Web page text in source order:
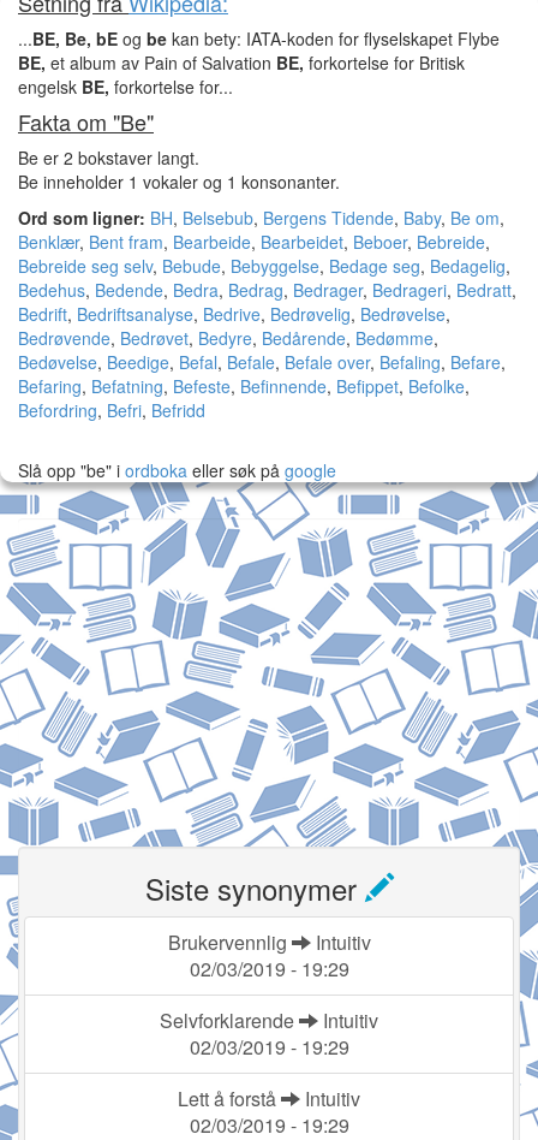
...BE, Be, bE og be kan bety: IATA-koden for flyselskapet Flybe
BE, et album av Pain of Salvation BE, forkortelse for Britisk
engelsk BE, forkortelse for...
Fakta om "Be"
Be er 2 bokstaver langt.
Be inneholder 1 vokaler og 1 konsonanter.
Ord som ligner: BH, Belsebub, Bergens Tidende, Baby, Be om,
Benklær, Bent fram, Bearbeide, Bearbeidet, Beboer, Bebreide,
Bebreide seg selv, Bebude, Bebyggelse, Bedage seg, Bedagelig,
Bedehus, Bedende, Bedra, Bedrag, Bedrager, Bedrageri, Bedratt,
Bedrift, Bedriftsanalyse, Bedrive, Bedrøvelig, Bedrøvelse,
Bedrøvende, Bedrøvet, Bedyre, Bedårende, Bedømme,
Bedøvelse, Beedige, Befal, Befale, Befale over, Befaling, Befare,
Befaring, Befatning, Befeste, Befinnende, Befippet, Befolke,
Befordring, Befri, Befridd
Slå opp "be" i ordboka eller søk på google
Siste synonymer
Brukervennlig
Intuitiv
02/03/2019 - 19:29
Selvforklarende
Intuitiv
02/03/2019 - 19:29
Lett å forstå
Intuitiv
02/03/2019 - 19:29